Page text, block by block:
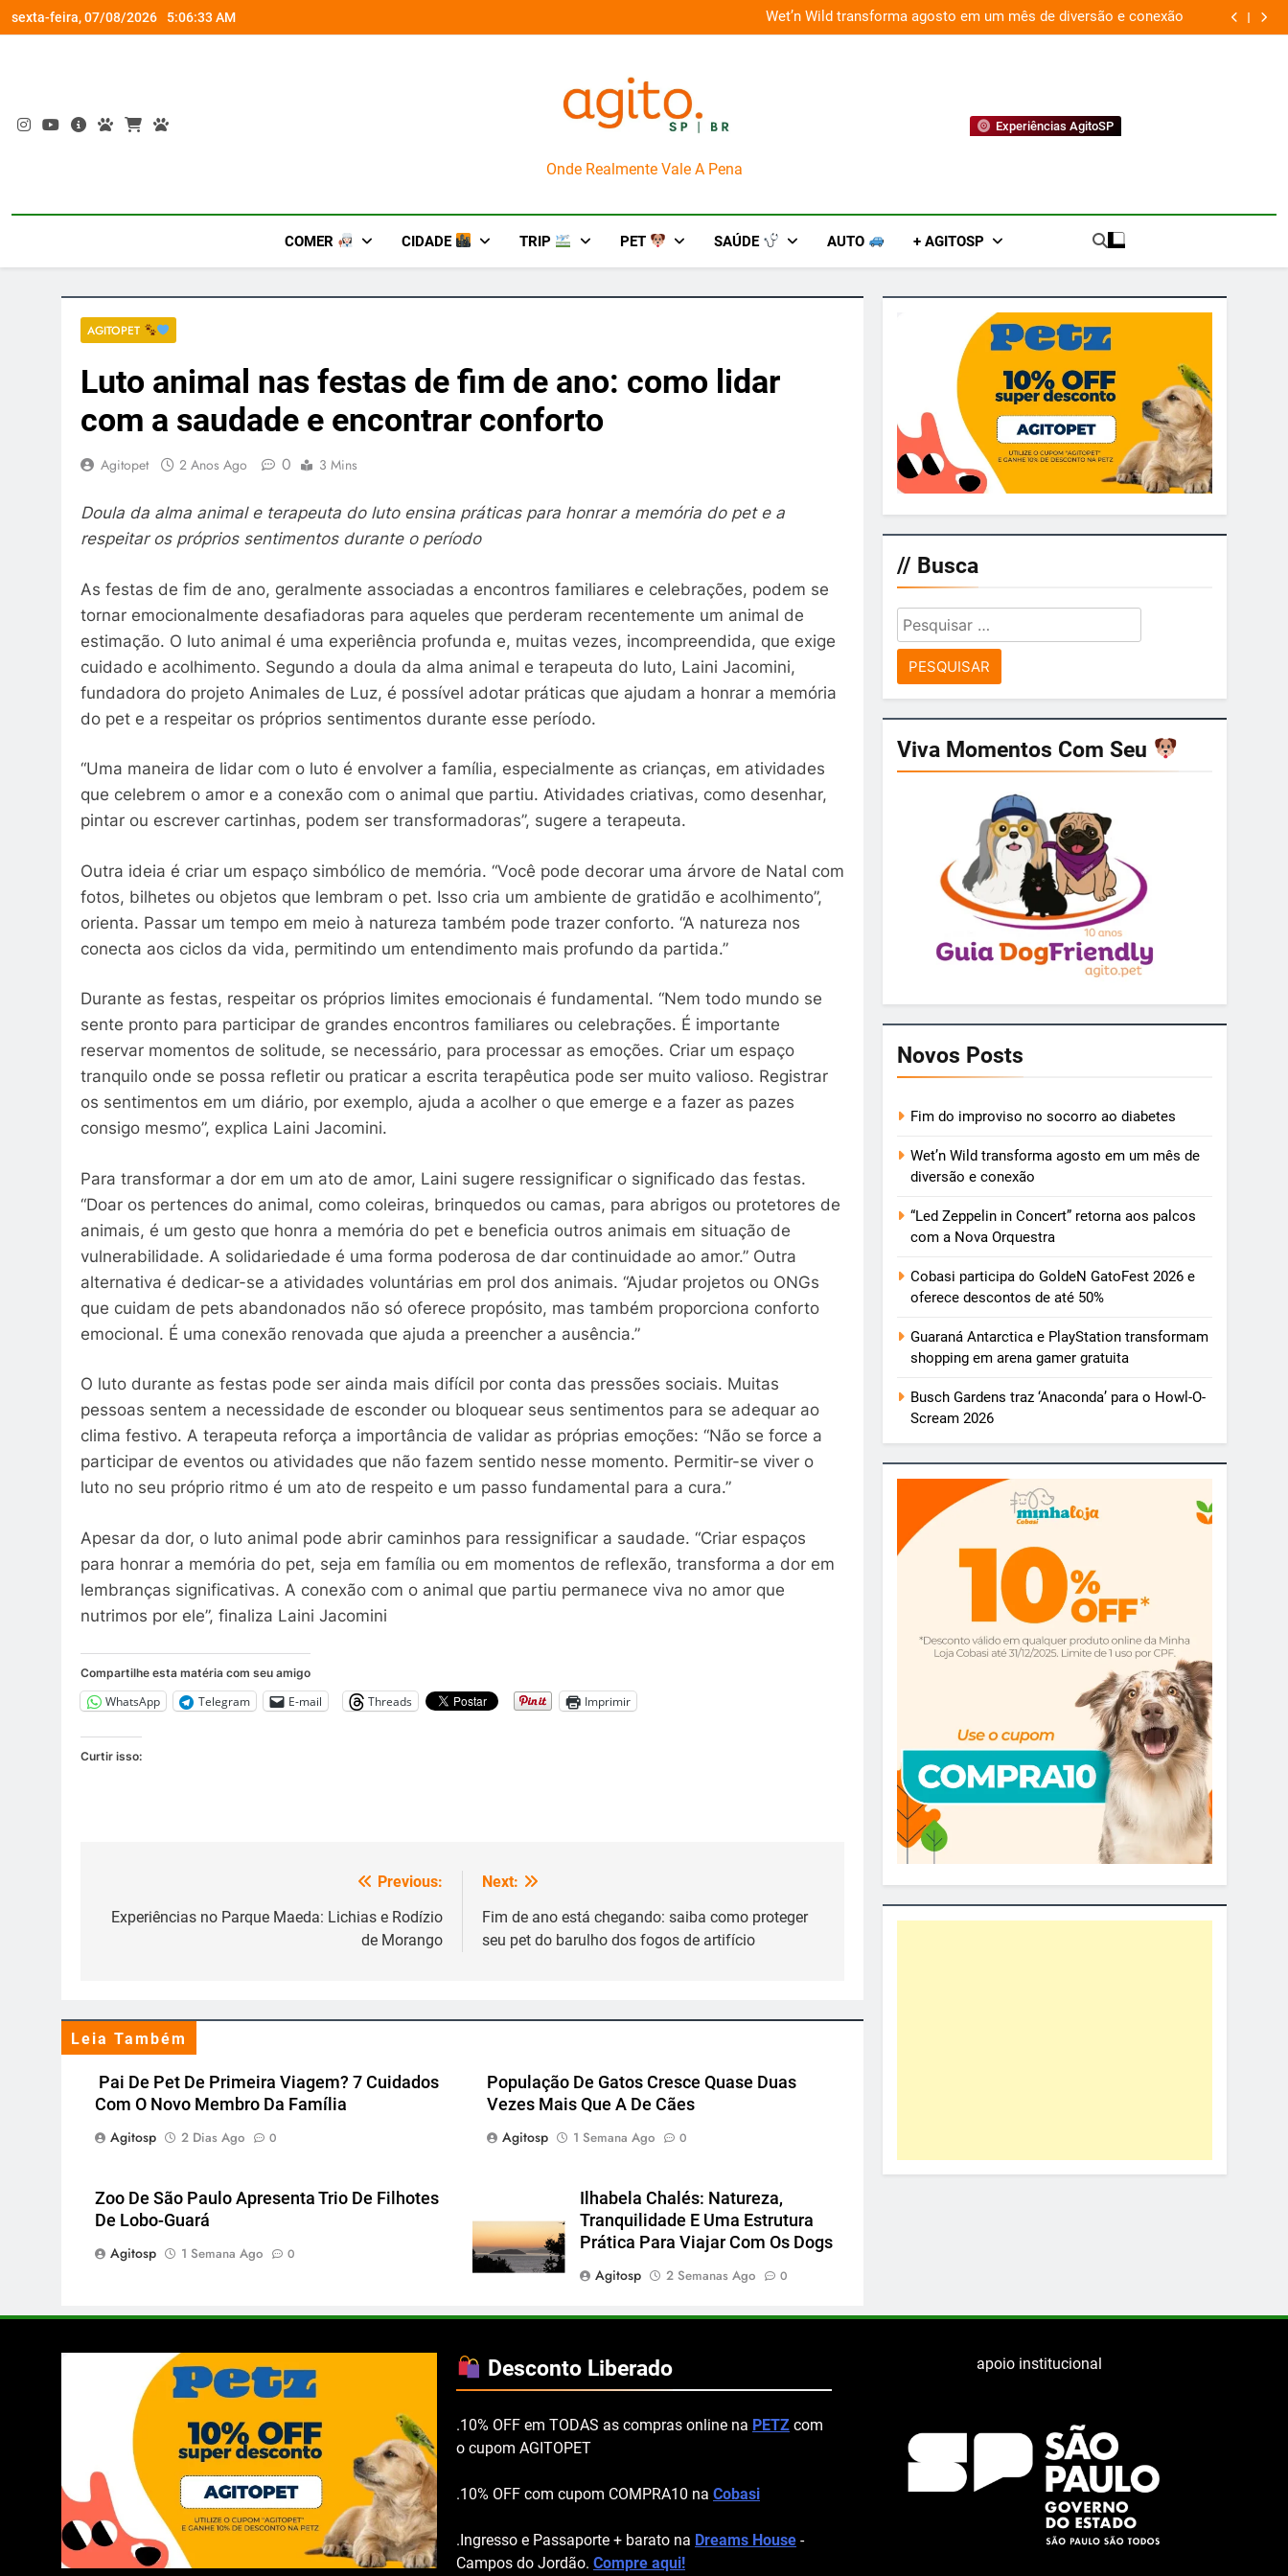
Skip
to
sexta-feira, 07/08/2026 5:06:34 AM
da família Wet’n Wild transforma agosto em um mês de diversão e conexão
AgitoSP
Onde Realmente Vale A Pena
Experiências AgitoSP
COMER CIDADE TRIP PET SAÚDE AUTO + AGITOSP
AGITOPET
Luto animal nas festas de fim de ano: como lidar
com a saudade e encontrar conforto
Agitopet 2 Anos Ago 0 3 Mins
Doula da alma animal e terapeuta do luto ensina práticas para honrar a memória do pet e a
respeitar os próprios sentimentos durante o período
As festas de fim de ano, geralmente associadas a encontros familiares e celebrações, podem se
tornar emocionalmente desafiadoras para aqueles que perderam recentemente um animal de
estimação. O luto animal é uma experiência profunda e, muitas vezes, incompreendida, que exige
cuidado e acolhimento. Segundo a doula da alma animal e terapeuta do luto, Laini Jacomini,
fundadora do projeto Animales de Luz, é possível adotar práticas que ajudam a honrar a memória
do pet e a respeitar os próprios sentimentos durante esse período.
“Uma maneira de lidar com o luto é envolver a família, especialmente as crianças, em atividades
que celebrem o amor e a conexão com o animal que partiu. Atividades criativas, como desenhar,
pintar ou escrever cartinhas, podem ser transformadoras”, sugere a terapeuta.
Outra ideia é criar um espaço simbólico de memória. “Você pode decorar uma árvore de Natal com
fotos, bilhetes ou objetos que lembram o pet. Isso cria um ambiente de gratidão e acolhimento”,
orienta. Passar um tempo em meio à natureza também pode trazer conforto. “A natureza nos
conecta aos ciclos da vida, permitindo um entendimento mais profundo da partida.”
Durante as festas, respeitar os próprios limites emocionais é fundamental. “Nem todo mundo se
sente pronto para participar de grandes encontros familiares ou celebrações. É importante
reservar momentos de solitude, se necessário, para processar as emoções. Criar um espaço
tranquilo onde se possa refletir ou praticar a escrita terapêutica pode ser muito valioso. Registrar
os sentimentos em um diário, por exemplo, ajuda a acolher o que emerge e a fazer as pazes
consigo mesmo”, explica Laini Jacomini.
Para transformar a dor em um ato de amor, Laini sugere ressignificar o significado das festas.
“Doar os pertences do animal, como coleiras, brinquedos ou camas, para abrigos ou protetores de
animais, é um gesto que honra a memória do pet e beneficia outros animais em situação de
vulnerabilidade. A solidariedade é uma forma poderosa de dar continuidade ao amor.” Outra
alternativa é dedicar-se a atividades voluntárias em prol dos animais. “Ajudar projetos ou ONGs
que cuidam de pets abandonados não só oferece propósito, mas também proporciona conforto
emocional. É uma conexão renovada que ajuda a preencher a ausência.”
O luto durante as festas pode ser ainda mais difícil por conta das pressões sociais. Muitas
pessoas sentem a necessidade de esconder ou bloquear seus sentimentos para se adequar ao
clima festivo. A terapeuta reforça a importância de validar as próprias emoções: “Não se force a
participar de eventos ou atividades que não fazem sentido nesse momento. Permitir-se viver o
luto no seu próprio ritmo é um ato de respeito e um passo fundamental para a cura.”
Apesar da dor, o luto animal pode abrir caminhos para ressignificar a saudade. “Criar espaços
para honrar a memória do pet, seja em família ou em momentos de reflexão, transforma a dor em
lembranças significativas. A conexão com o animal que partiu permanece viva no amor que
nutrimos por ele”, finaliza Laini Jacomini
Compartilhe esta matéria com seu amigo
WhatsApp Telegram E-mail Threads Imprimir
Curtir isso:
de
Previous:
Experiências no Parque Maeda: Lichias e Rodízio
de Morango
Next:
Fim de ano está chegando: saiba como proteger
seu pet do barulho dos fogos de artifício
Leia Também
Pai De Pet De Primeira Viagem? 7 Cuidados
Com O Novo Membro Da Família
Agitosp
2 Dias Ago 0
População De Gatos Cresce Quase Duas
Vezes Mais Que A De Cães
Agitosp
1 Semana Ago 0
Zoo De São Paulo Apresenta Trio De Filhotes
De Lobo-Guará
Agitosp
1 Semana Ago 0
Ilhabela Chalés: Natureza,
Tranquilidade E Uma Estrutura
Prática Para Viajar Com Os Dogs
Agitosp
2 Semanas Ago 0
// Busca
Pesquisar
por:
Viva Momentos Com Seu
Novos Posts
Fim do improviso no socorro ao diabetes
Wet’n Wild transforma agosto em um mês de
diversão e conexão
“Led Zeppelin in Concert” retorna aos palcos
com a Nova Orquestra
Cobasi participa do GoldeN GatoFest 2026 e
oferece descontos de até 50%
Guaraná Antarctica e PlayStation transformam
shopping em arena gamer gratuita
Busch Gardens traz ‘Anaconda’ para o Howl-O-
Scream 2026
Desconto Liberado
.10% OFF em TODAS as compras online na PETZ com
o cupom AGITOPET
.10% OFF com cupom COMPRA10 na Cobasi
.Ingresso e Passaporte + barato na Dreams House -
Campos do Jordão. Compre aqui!
apoio institucional